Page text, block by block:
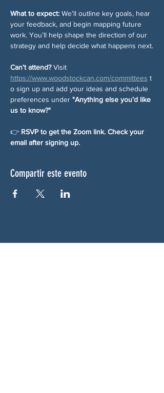
What to expect: We’ll outline key goals, hear
your feedback, and begin mapping future
work. You’ll help shape the direction of our
strategy and help decide what happens next.
Can’t attend? Visit
https://www.woodstockcan.com/committees t
o sign up and add your ideas and schedule
preferences under "Anything else you’d like
us to know?"
👉 RSVP to get the Zoom link. Check your
email after signing up.
Compartir este evento